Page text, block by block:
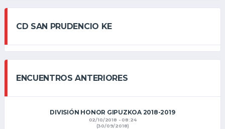
CD SAN PRUDENCIO KE
ENCUENTROS ANTERIORES
DIVISIÓN HONOR GIPUZKOA 2018-2019
02/10/2018 - 08:24
(30/09/2018)